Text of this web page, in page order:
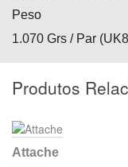
Peso
1.070 Grs / Par
Produtos
Attache